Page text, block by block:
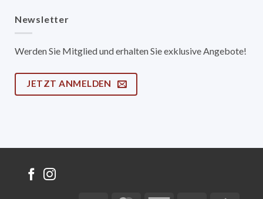
Newsletter
Werden Sie Mitglied und erhalten Sie exklusive Angebote!
JETZT ANMELDEN